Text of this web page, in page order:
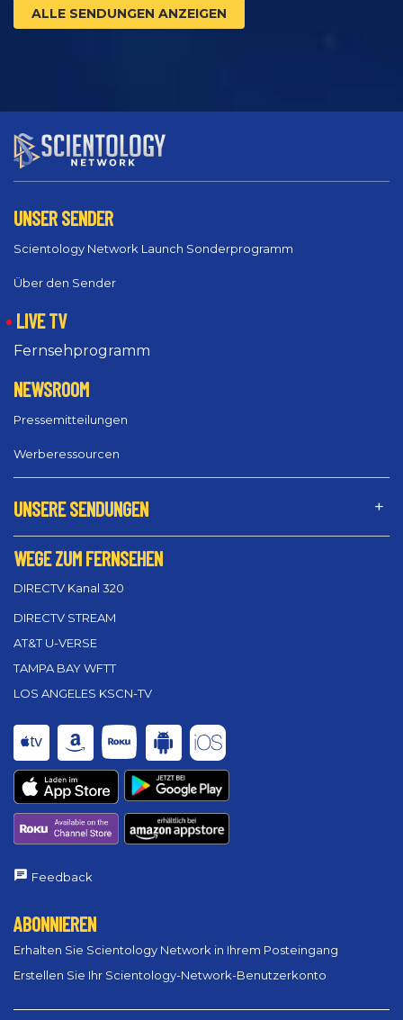
ALLE SENDUNGEN ANZEIGEN
UNSER SENDER
Scientology Network Launch Sonderprogramm
Über den Sender
LIVE TV
Fernsehprogramm
NEWSROOM
Pressemitteilungen
Werberessourcen
UNSERE SENDUNGEN
WEGE ZUM FERNSEHEN
DIRECTV Kanal 320
DIRECTV STREAM
AT&T U-VERSE
TAMPA BAY WFTT
LOS ANGELES KSCN-TV
Feedback
ABONNIEREN
Erhalten Sie Scientology Network in Ihrem Posteingang
Erstellen Sie Ihr Scientology-Network-Benutzerkonto